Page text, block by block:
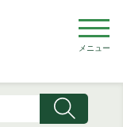
メニュー